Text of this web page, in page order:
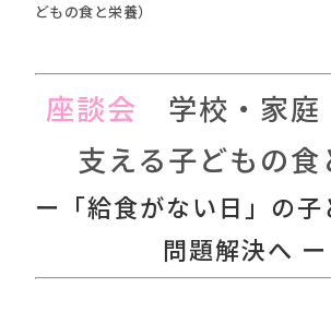
どもの食と栄養）
座談会
学校・家庭
支える子どもの食
ー「給食がない日」の子
問題解決へ ー